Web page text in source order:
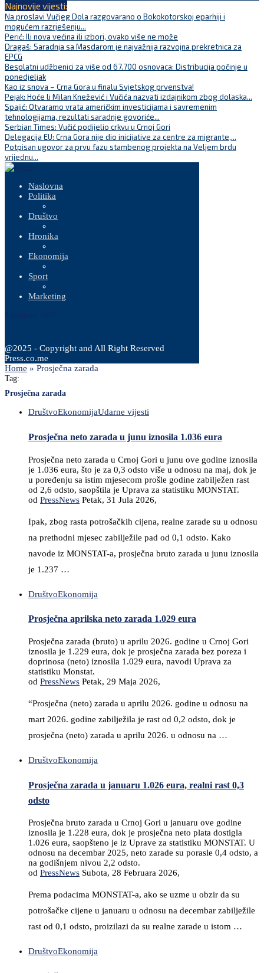
Najnovije vijesti:
Na proslavi Vučjeg Dola razgovarano o Bokokotorskoj eparhiji i
mogućem razrješenju...
Perić: Ili nova većina ili izbori, ovako više ne može
Dragaš: Saradnja sa Masdarom je najvažnija razvojna prekretnica za
EPCG
Besplatni udžbenici za više od 67.700 osnovaca: Distribucija počinje u
ponedjeljak
Kao iz snova – Crna Gora u finalu Svjetskog prvenstva!
Pejak: Hoće li Milan Knežević i Vučića nazvati izdajnikom zbog dolaska...
Spajić: Otvaramo vrata američkim investicijama i savremenim
tehnologijama, rezultati saradnje govoriće...
Serbian Times: Vučić podijelio crkvu u Crnoj Gori
Delegacija EU: Crna Gora nije dio inicijative za centre za migrante,...
Potpisan ugovor za prvu fazu stambenog projekta na Veljem brdu
vrijednu...
Naslovna
Politika
Društvo
Hronika
Ekonomija
Sport
Marketing
@2025 - Copyright and All Right Reserved
Press.co.me
Home » Prosječna zarada
Tag:
Prosječna zarada
DruštvoEkonomijaUdarne vijesti
Prosječna neto zarada u junu iznosila 1.036 eura
Prosječna neto zarada u Crnoj Gori u junu ove godine iznosila
je 1.036 eura, što je za 0,3 odsto više u odnosu na maj, dok je
u poređenju sa istim mjesecom prošle godine zabilježen rast
od 2,6 odsto, saopštila je Uprava za statistiku MONSTAT.
od PressNews Petak, 31 Jula 2026,
Ipak, zbog rasta potrošačkih cijena, realne zarade su u odnosu
na prethodni mjesec zabilježile pad od 0,1 odsto. Kako
navode iz MONSTAT-a, prosječna bruto zarada u junu iznosila
je 1.237 …
DruštvoEkonomija
Prosječna aprilska neto zarada 1.029 eura
Prosječna zarada (bruto) u aprilu 2026. godine u Crnoj Gori
iznosila je 1.229 eura, dok je prosječna zarada bez poreza i
doprinosa (neto) iznosila 1.029 eura, navodi Uprava za
statistiku Monstat.
od PressNews Petak, 29 Maja 2026,
“Prosječna (neto) zarada u aprilu 2026. godine u odnosu na
mart 2026. godine zabilježila je rast od 0,2 odsto, dok je
prosječna (neto) zarada u aprilu 2026. u odnosu na …
DruštvoEkonomija
Prosječna zarada u januaru 1.026 eura, realni rast 0,3
odsto
Prosječna bruto zarada u Crnoj Gori u januaru ove godine
iznosila je 1.228 eura, dok je prosječna neto plata dostigla
1.026 eura, saopšteno je iz Uprave za statistiku MONSTAT. U
odnosu na decembar 2025, neto zarade su porasle 0,4 odsto, a
na godišnjem nivou 2,2 odsto.
od PressNews Subota, 28 Februara 2026,
Prema podacima MONSTAT-a, ako se uzme u obzir da su
potrošačke cijene u januaru u odnosu na decembar zabilježile
rast od 0,1 odsto, proizilazi da su realne zarade u istom …
DruštvoEkonomija